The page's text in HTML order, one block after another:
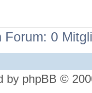
Forum: 0
by phpBB ©